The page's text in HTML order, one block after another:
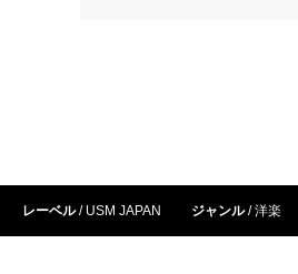
レーベル USM JAPAN ジャンル 洋楽